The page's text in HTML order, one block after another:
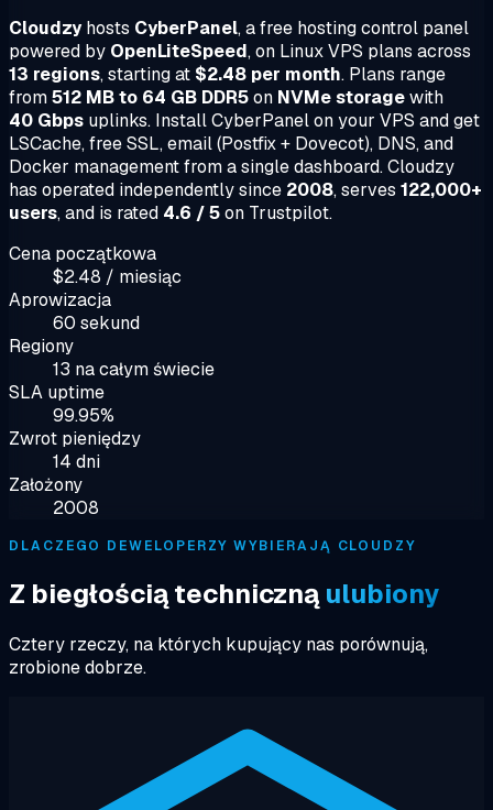
Cloudzyhosts CyberPanel, a free hosting control panel
powered by OpenLiteSpeed, on Linux VPS plans across
13 regions, starting at $2.48 per month. Plans range
from512 MB to 64 GB DDR5on NVMe storagewith
40 Gbps uplinks. Install CyberPanel on your VPS and get
LSCache, free SSL, email (Postfix + Dovecot), DNS, and
Docker management from a single dashboard. Cloudzy
has operated independently since 2008, serves 122,000+
users, and is rated 4.6 / 5on Trustpilot.
Cena początkowa
$2.48 / miesiąc
Aprowizacja
60 sekund
Regiony
13 na całym świecie
SLA uptime
99.95%
Zwrot pieniędzy
14 dni
Założony
2008
DLACZEGO DEWELOPERZY WYBIERAJĄ CLOUDZY
Z biegłością techniczną ulubiony
Cztery rzeczy, na których kupujący nas porównują,
zrobione dobrze.